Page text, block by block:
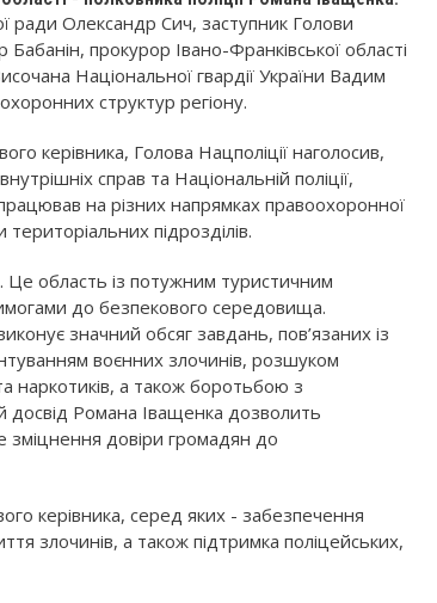
ради Олександр Сич, заступник Голови
Бабанін, прокурор Івано-Франківської області
Національної гвардії України Вадим
структур регіону.
керівника, Голова Нацполіції наголосив,
справ та Національній поліції,
на різних напрямках правоохоронної
підрозділів.
Це область із потужним туристичним
до безпекового середовища.
значний обсяг завдань, пов’язаних із
воєнних злочинів, розшуком
наркотиків, а також боротьбою з
Романа Іващенка дозволить
зміцнення довіри громадян до
керівника, серед яких - забезпечення
злочинів, а також підтримка поліцейських,